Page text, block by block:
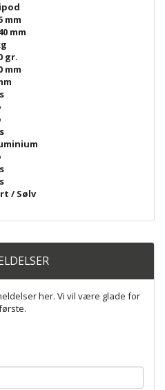
mm
mm
gr.
mm
/ Sølv
her. Vi vil være glade for